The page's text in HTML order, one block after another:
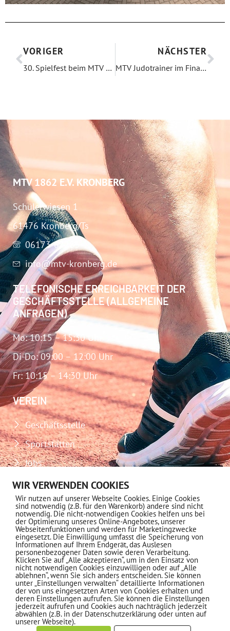
VORIGER
30. Spielfest beim MTV Kronberg
NÄCHSTER
MTV Judotrainer im Finale der Deutschen Kata Meisterschaften
MTV 1862 E.V. KRONBERG
Schülerwiesen 1
61476 Kronberg/Ts
06173-67283
info@mtv-kronberg.de
TELEFONISCHE ERREICHBARKEIT DER
GESCHÄFTSSTELLE (ALLGEMEINE
ANFRAGEN)
Mo: 10:15 – 15:30 Uhr
Di-Do: 09:00 – 12:00 Uhr
Fr: 10:15 – 14:30 Uhr
VEREIN
Geschäftsstelle
Sportstätten
Jobs
Download-Center
Impressum
Datenschutz
MITGLIEDSCHAFT
Informationen
NEWSLETTER ABONNIEREN
WIR VERWENDEN COOKIES
Wir nutzen auf unserer Webseite Cookies. Einige Cookies
sind notwendig (z.B. für den Warenkorb) andere sind nicht
notwendig. Die nicht-notwendigen Cookies helfen uns bei
der Optimierung unseres Online-Angebotes, unserer
Webseitenfunktionen und werden für Marketingzwecke
eingesetzt. Die Einwilligung umfasst die Speicherung von
Informationen auf Ihrem Endgerät, das Auslesen
personenbezogener Daten sowie deren Verarbeitung.
Klicken Sie auf „Alle akzeptieren“, um in den Einsatz von
nicht notwendigen Cookies einzuwilligen oder auf „Alle
ablehnen“, wenn Sie sich anders entscheiden. Sie können
unter „Einstellungen verwalten“ detaillierte Informationen
der von uns eingesetzten Arten von Cookies erhalten und
deren Einstellungen aufrufen. Sie können die Einstellungen
jederzeit aufrufen und Cookies auch nachträglich jederzeit
abwählen (z.B. in der Datenschutzerklärung oder unten auf
unserer Webseite).